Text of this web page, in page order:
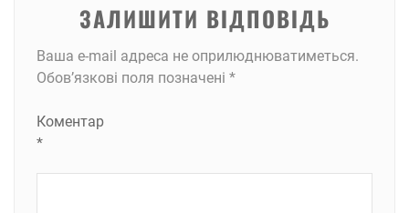
ЗАЛИШИТИ ВІДПОВІДЬ
Ваша e-mail адреса не оприлюднюватиметься.
Обов’язкові поля позначені *
Коментар
*